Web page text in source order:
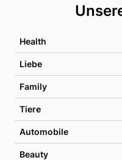
Health
Liebe
Family
Tiere
Automobile
Beauty